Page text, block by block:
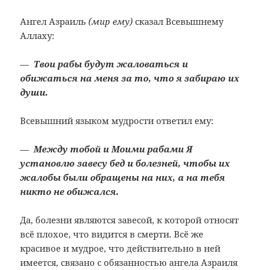
Ангел Азраиль(мир ему) сказал Всевышнему
Аллаху:
— Твои рабы будут жаловаться и
обижаться на меня за то, что я забираю их
души.
Всевышний языком мудрости ответил ему:
—Между тобой и Моими рабами Я
установлю завесу бед и болезней, чтобы их
жалобы были обращены на них, а на тебя
никто не обижался.
Да, болезни являются завесой, к которой относят
всё плохое, что видится в смерти. Всё же
красивое и мудрое, что действительно в ней
имеется, связано с обязанностью ангела Азраиля